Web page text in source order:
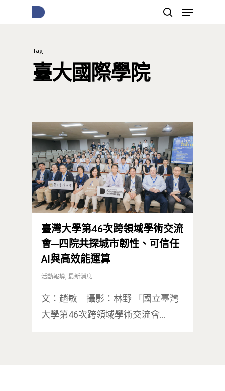
按下Enter開始搜尋，或Esc關閉跳窗
Tag
臺大國際學院
臺灣大學第46次跨領域學術交流
會—四院共探城市韌性、可信任
AI與高效能運算
活動報導, 最新消息
文：趙敏 攝影：林野 「國立臺灣
大學第46次跨領域學術交流會…